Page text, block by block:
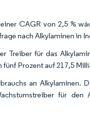
CAGR von 2,5 %
nach Alkylaminen in
Treiber für das
Prozent auf 217,5
an Alkylaminen.
für den